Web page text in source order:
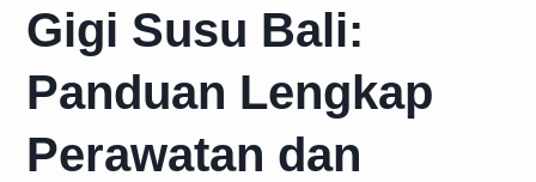
Gigi Susu Bali:
Panduan Lengkap
Perawatan dan